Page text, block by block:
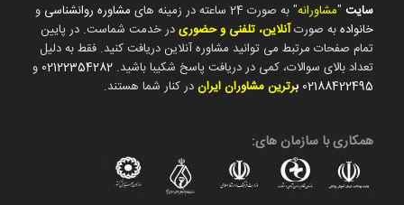
سایت"مشاورانه" به صورت 24 ساعته در زمینه های مشاوره روانشناسی و
خانوادهبه صورتآنلاین، تلفنی و حضوریدر خدمت شماست. در پایین
تمام صفحات مرتبط می توانید مشاوره آنلاین دریافت کنید. فقط به دلیل
تعداد بالای سوالات، کمی در دریافت پاسخ شکیبا باشید. 02122354282 و
02188422495 برترین مشاوران ایراندر کنار شما هستند.
همکاری با سازمان های: